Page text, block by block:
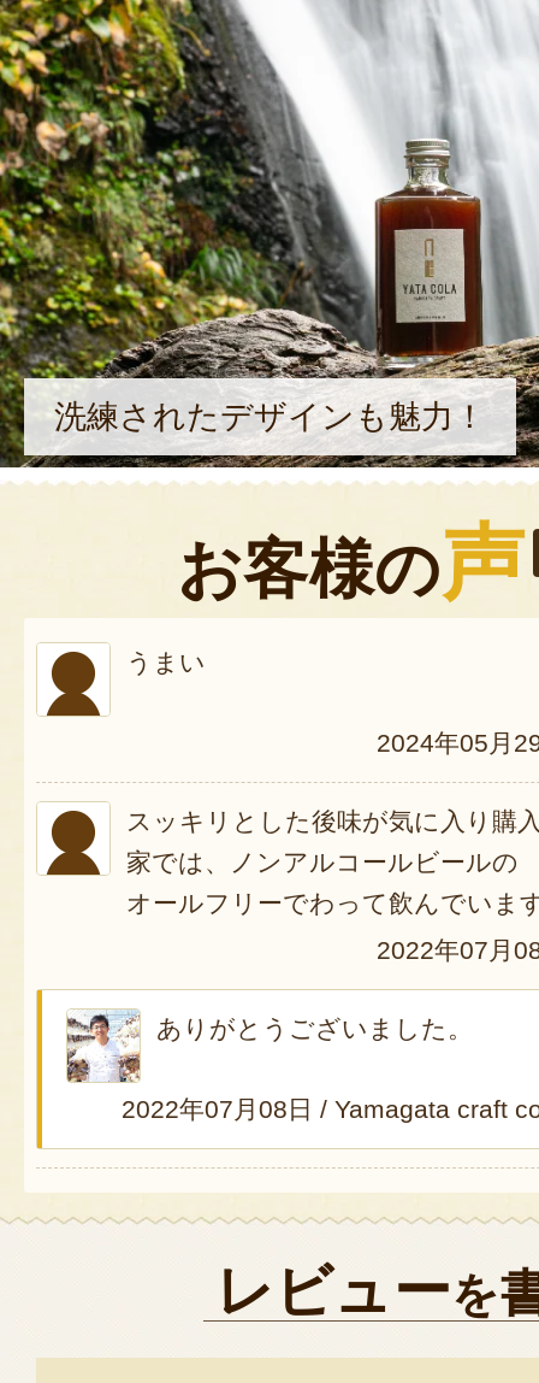
洗練されたデザインも魅力！
お客様の声
うまい
2024年05月
スッキリとした後味が気に入り購
家では、ノンアルコールビールの
オールフリーでわって飲んでいま
2022年07月
ありがとうございました。
2022年07月08日 / Yamagata craft
レビューを